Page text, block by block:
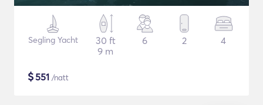
Segling Yacht
30 ft
9 m
6 2 4
$551 /natt